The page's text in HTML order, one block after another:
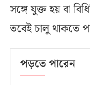
সঙ্গে যুক্ত হয় বা
তবেই চালু থাকতে
পড়তে পারেন